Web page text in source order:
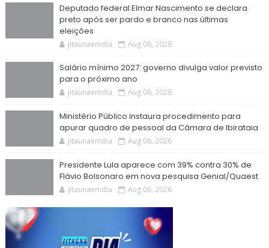
Deputado federal Elmar Nascimento se declara
preto após ser pardo e branco nas últimas
eleições
jitaunaemdia Aug 06, 2026
Salário mínimo 2027: governo divulga valor previsto
para o próximo ano
jitaunaemdia Aug 06, 2026
Ministério Público instaura procedimento para
apurar quadro de pessoal da Câmara de Ibirataia
jitaunaemdia Aug 06, 2026
Presidente Lula aparece com 39% contra 30% de
Flávio Bolsonaro em nova pesquisa Genial/Quaest
jitaunaemdia Aug 06, 2026